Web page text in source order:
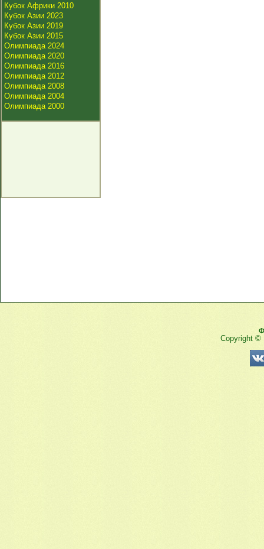
Кубок Африки 2010
Кубок Азии 2023
Кубок Азии 2019
Кубок Азии 2015
Олимпиада 2024
Олимпиада 2020
Олимпиада 2016
Олимпиада 2012
Олимпиада 2008
Олимпиада 2004
Олимпиада 2000
Copyright ©